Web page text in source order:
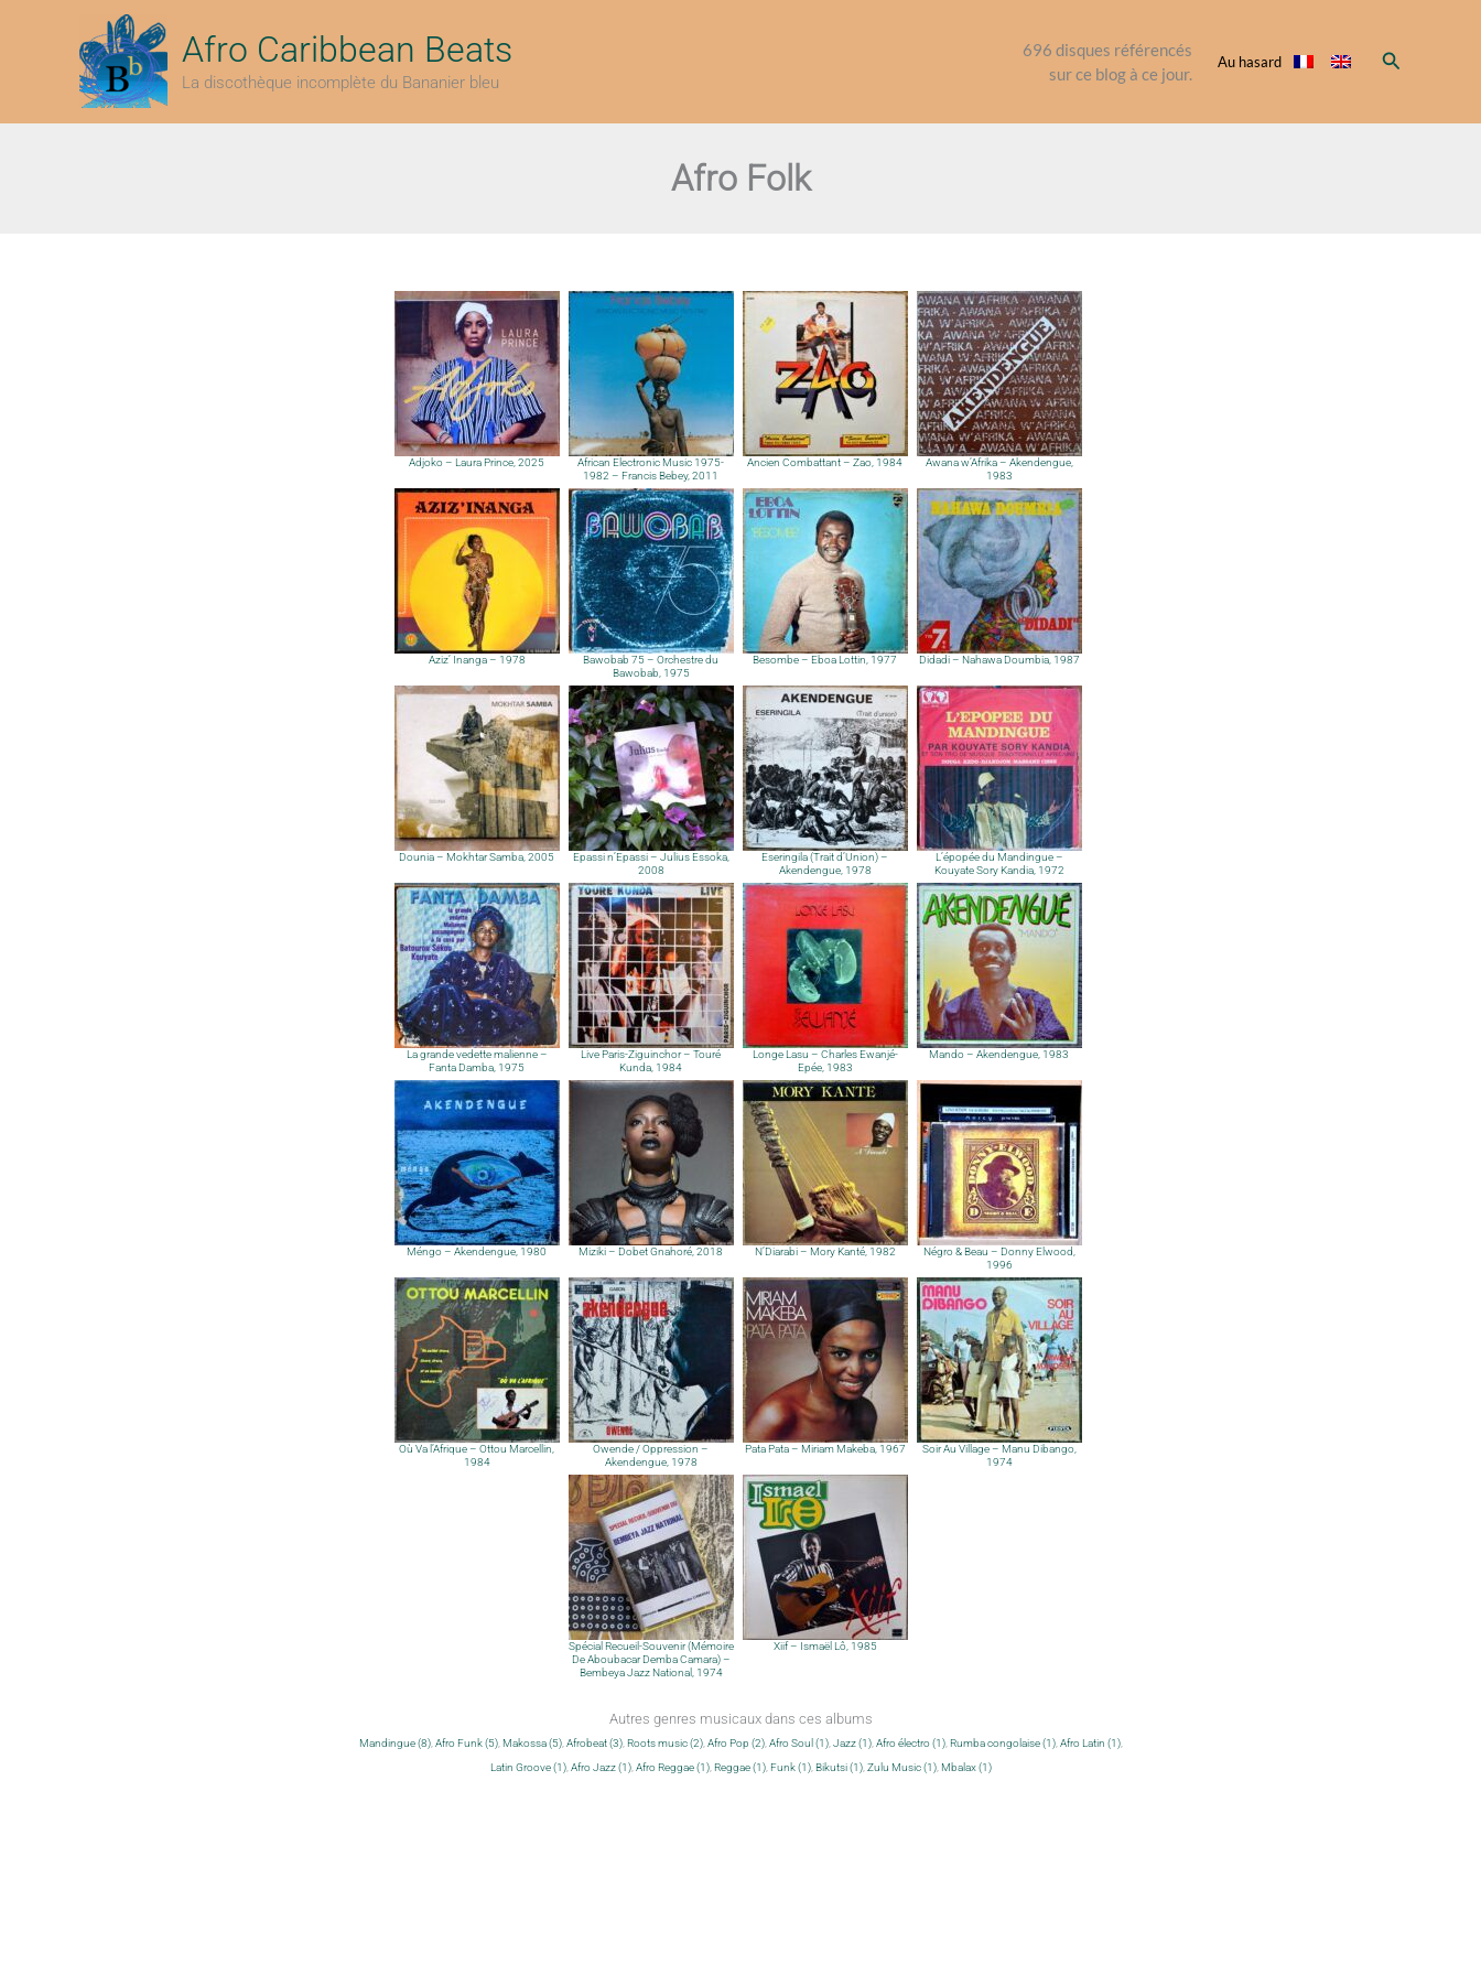
Afro Caribbean Beats
La discothèque incomplète du Bananier bleu
696 disques référencés
sur ce blog à ce jour.
Au hasard Rechercher
Afro Folk
Adjoko – Laura Prince, 2025
African Electronic Music 1975-
1982 – Francis Bebey, 2011
Ancien Combattant – Zao, 1984
Awana w’Afrika – Akendengue,
1983
Aziz’ Inanga – 1978
Bawobab 75 – Orchestre du
Bawobab, 1975
Besombe – Eboa Lottin, 1977 Didadi – Nahawa Doumbia, 1987
Dounia – Mokhtar Samba, 2005
Epassi n’Epassi – Julius Essoka,
2008
Eseringila (Trait d’Union) –
Akendengue, 1978
L’épopée du Mandingue –
Kouyate Sory Kandia, 1972
La grande vedette malienne –
Fanta Damba, 1975
Live Paris-Ziguinchor – Touré
Kunda, 1984
Longe Lasu – Charles Ewanjé-
Epée, 1983
Mando – Akendengue, 1983
Méngo – Akendengue, 1980 Miziki – Dobet Gnahoré, 2018 N’Diarabi – Mory Kanté, 1982
Négro & Beau – Donny Elwood,
1996
Où Va l’Afrique – Ottou Marcellin,
1984
Owende / Oppression –
Akendengue, 1978
Pata Pata – Miriam Makeba, 1967
Soir Au Village – Manu Dibango,
1974
Spécial Recueil-Souvenir (Mémoire
De Aboubacar Demba Camara) –
Bembeya Jazz National, 1974
Xiif – Ismaël Lô, 1985
Autres genres musicaux dans ces albums
Mandingue (8),Afro Funk (5),Makossa (5),Afrobeat (3),Roots music (2),Afro Pop (2),Afro Soul (1),Jazz (1),Afro électro (1),Rumba congolaise (1),Afro Latin (1),
Latin Groove (1),Afro Jazz (1),Afro Reggae (1),Reggae (1),Funk (1),Bikutsi (1),Zulu Music (1),Mbalax (1)